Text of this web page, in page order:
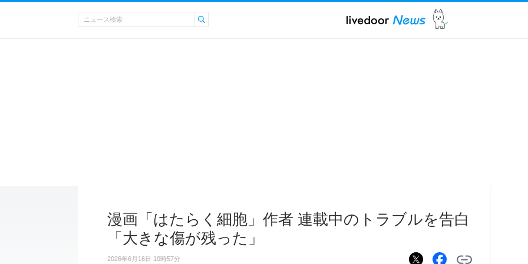
漫画「はたらく細胞」作者 連載中のトラブルを告白
「大きな傷が残った」
2026年6月16日 10時57分